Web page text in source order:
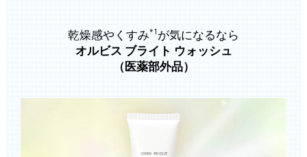
乾燥感やくすみ*1 が気になるなら
オルビス ブライト ウォッシュ
（医薬部外品）